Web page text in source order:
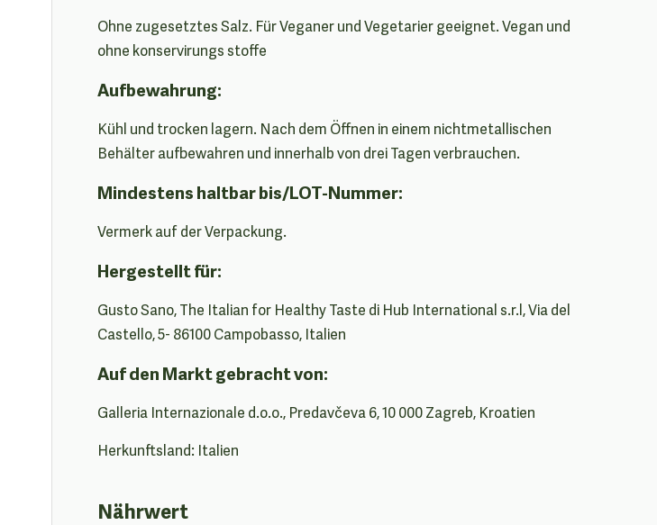
Ohne zugesetztes Salz. Für Veganer und Vegetarier geeignet. Vegan und
ohne konservirungs stoffe
Aufbewahrung:
Kühl und trocken lagern. Nach dem Öffnen in einem nichtmetallischen
Behälter aufbewahren und innerhalb von drei Tagen verbrauchen.
Mindestens haltbar bis/LOT-Nummer:
Vermerk auf der Verpackung.
Hergestellt für:
Gusto Sano, The Italian for Healthy Taste di Hub International s.r.l, Via del
Castello, 5- 86100 Campobasso, Italien
Auf den Markt gebracht von:
Galleria Internazionale d.o.o., Predavčeva 6, 10 000 Zagreb, Kroatien
Herkunftsland: Italien
Nährwert